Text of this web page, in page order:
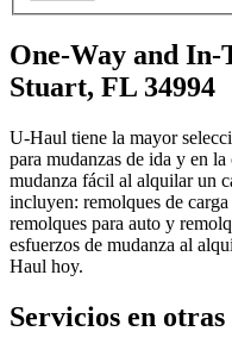
One-Way and
Stuart, FL 34994
U-Haul tiene la mayor
para mudanzas de ida y en la
mudanza fácil al alquilar un
incluyen: remolques de
remolques para auto y
esfuerzos de mudanza al
Haul hoy.
Servicios en otras